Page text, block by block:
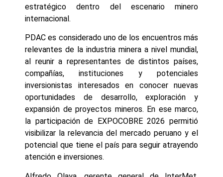
estratégico dentro del escenario minero
internacional.
PDAC es considerado uno de los encuentros más
relevantes de la industria minera a nivel mundial,
al reunir a representantes de distintos países,
compañías, instituciones y potenciales
inversionistas interesados en conocer nuevas
oportunidades de desarrollo, exploración y
expansión de proyectos mineros. En ese marco,
la participación de EXPOCOBRE 2026 permitió
visibilizar la relevancia del mercado peruano y el
potencial que tiene el país para seguir atrayendo
atención e inversiones.